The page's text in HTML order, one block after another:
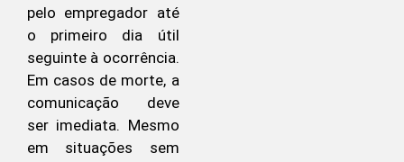
pelo empregador até
o primeiro dia útil
seguinte à ocorrência.
Em casos de morte, a
comunicação deve
ser imediata. Mesmo
em situações sem